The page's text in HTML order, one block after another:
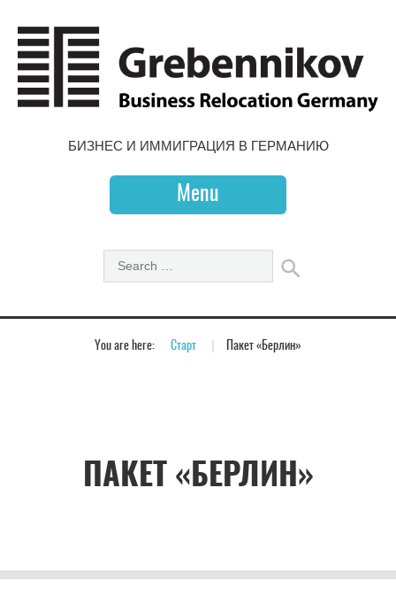
БИЗНЕС И ИММИГРАЦИЯ В ГЕРМАНИЮ
Menu
You are here: Старт Пакет «Берлин»
ПАКЕТ «БЕРЛИН»